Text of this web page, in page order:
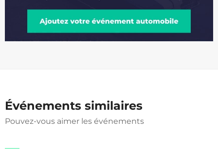
Événements similaires
Pouvez-vous aimer les événements